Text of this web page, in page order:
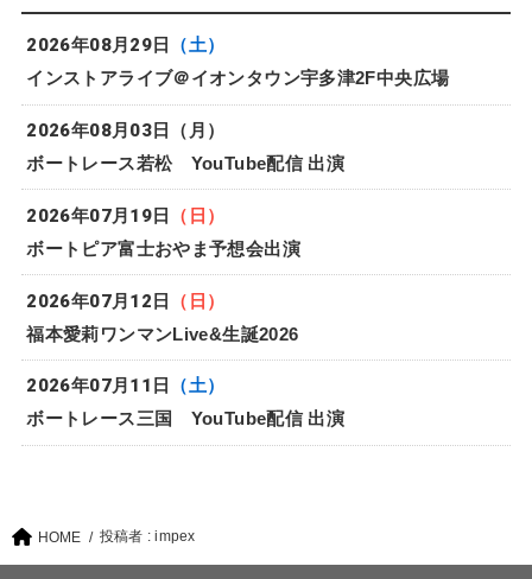
インストアライブ＠イオンタウン宇多津2F中央広場
2026年08月29日 （土）
ボートレース若松 YouTube配信 出演
2026年08月03日 （月）
ボートピア富士おやま予想会出演
2026年07月19日 （日）
福本愛莉ワンマンLive&生誕2026
2026年07月12日 （日）
ボートレース三国 YouTube配信 出演
2026年07月11日 （土）
HOME 投稿者 : impex